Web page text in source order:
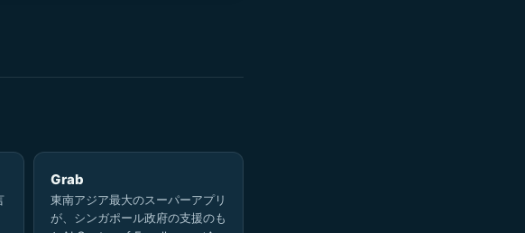
Grab
東南アジア最大のスーパーアプリ
が、シンガポール政府の支援のも